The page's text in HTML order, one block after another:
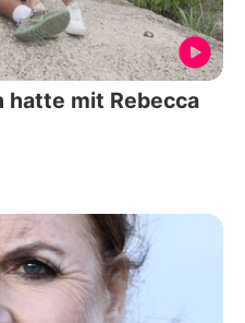
hatte mit Rebecca